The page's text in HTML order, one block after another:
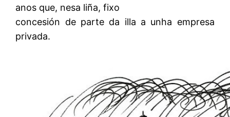
anos que, nesa liña, fixo
concesión de parte da illa a unha empresa
privada.